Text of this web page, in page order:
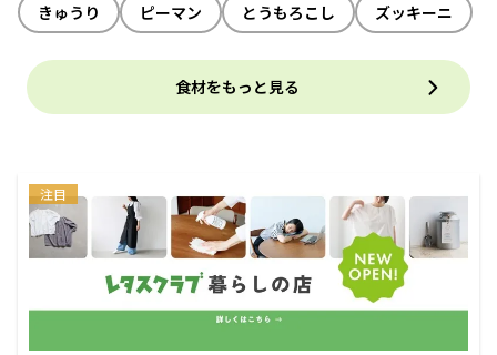
きゅうり
ピーマン とうもろこし ズッキーニ
食材をもっと見る
注目